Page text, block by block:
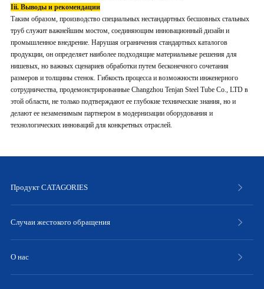
Iii. Выводы и рекомендации
Таким образом, производство специальных нестандартных бесшовных стальных
труб служит важнейшим мостом, соединяющим инновационный дизайн и
промышленное внедрение. Нарушая ограничения стандартных каталогов
продукции, он определяет наиболее подходящие материальные решения для
нишевых, но важных сценариев обработки путем бесконечного сочетания
размеров и толщины стенок. Гибкость процесса и возможности инженерного
сотрудничества, продемонстрированные Changzhou Tenjan Steel Tube Co., LTD в
этой области, не только подтверждают ее глубокие технические знания, но и
делают ее незаменимым партнером в модернизации оборудования и
технологических инноваций для конкретных отраслей.
Продукт CATAGORIES
Случаи жестокого обращения
О нас